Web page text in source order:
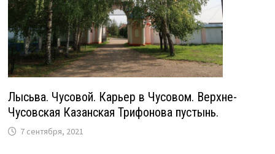
Лысьва. Чусовой. Карьер в Чусовом. Верхне-
Чусовская Казанская Трифонова пустынь.
7 сентября, 2021